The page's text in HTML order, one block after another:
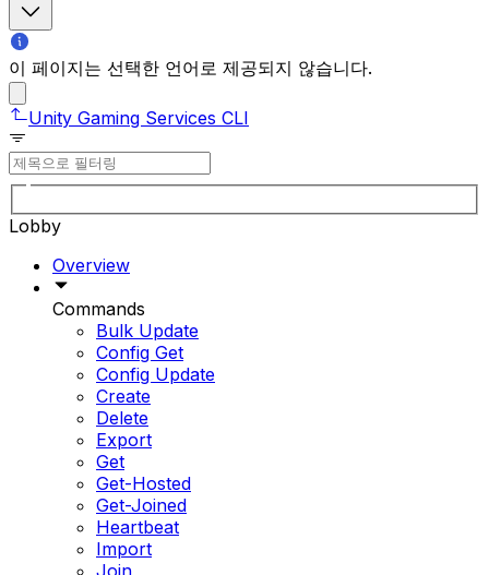
이 페이지는 선택한 언어로 제공되지 않습니다.
Unity Gaming Services CLI
Lobby
Overview
Commands
Bulk Update
Config Get
Config Update
Create
Delete
Export
Get
Get-Hosted
Get-Joined
Heartbeat
Import